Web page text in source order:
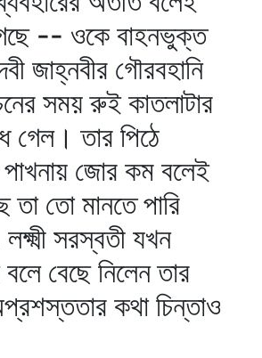
-- ওকে বাহনভুক্ত
জাহ্নবীর গৌরবহানি
সময় রুই কাতলাটার
গেল। তার পিঠে
পাখনায় জোর কম বলেই
তা তো মানতে পারি
সরস্বতী যখন
বেছে নিলেন তার
কথা চিন্তাও